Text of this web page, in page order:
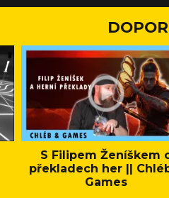
S Filipem Ženíškem
překladech her ||
Games